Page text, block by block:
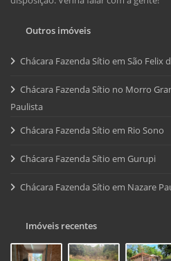
Outros imóveis
Chácara Fazenda Sítio em São Felix
Chácara Fazenda Sítio no Morro
Paulista
Chácara Fazenda Sítio em Rio Sono
Chácara Fazenda Sítio em Gurupi
Chácara Fazenda Sítio em Nazare
Imóveis recentes